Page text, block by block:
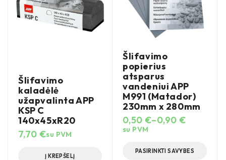
Šlifavimo
kaladėlė
užapvalinta APP
KSP C
140x45xR20
7,70 €su PVM
Į KREPŠELĮ
Šlifavimo
popierius
atsparus
vandeniui APP
M991 (Matador)
230mm x 280mm
0,50 €–0,90 €
su PVM
PASIRINKTI SAVYBES